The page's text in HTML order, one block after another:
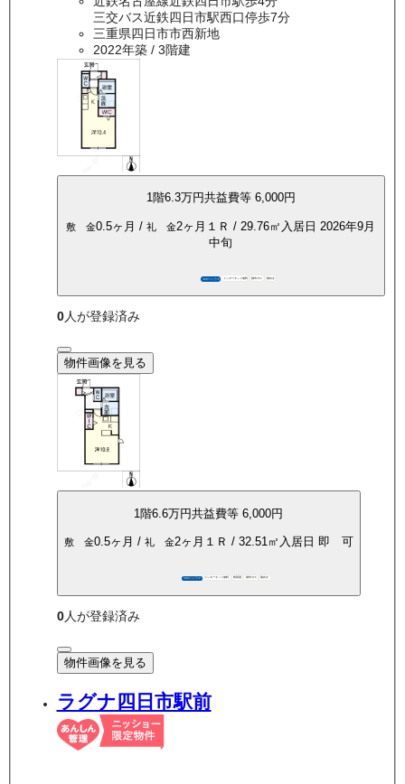
三交バス近鉄四日市駅西口停歩7分
三重県四日市市西新地
2022年築/ 3階建
1階6.3万円共益費等 6,000円
敷 金0.5ヶ月 / 礼 金2ヶ月 １Ｒ / 29.76㎡ 入居日 2026年9月
中旬
360°パノラマ インターネット無料 都市ガス 南向き
0人が登録済み
物件画像を見る
1階6.6万円共益費等 6,000円
敷 金0.5ヶ月 / 礼 金2ヶ月 １Ｒ / 32.51㎡ 入居日 即 可
360°パノラマ インターネット無料 角部屋 都市ガス 南向き
0人が登録済み
物件画像を見る
ラグナ四日市駅前